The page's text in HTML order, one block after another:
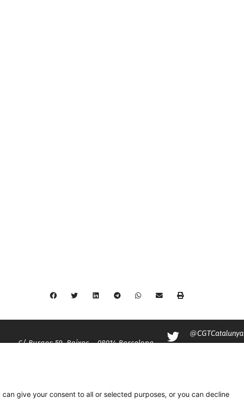
C/ Burgos 59, Baixos – 08014 Barcelona
@CGTCatalunya
cgtcatalunya
give your consent to all or selected purposes, or you can decline